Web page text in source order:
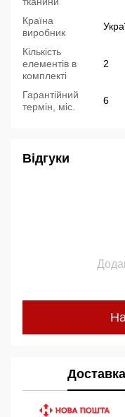
Країна
виробник
Кількість
елементів в
комплекті
2
Гарантійний
термін, міс.
6
Відгуки
Доставка